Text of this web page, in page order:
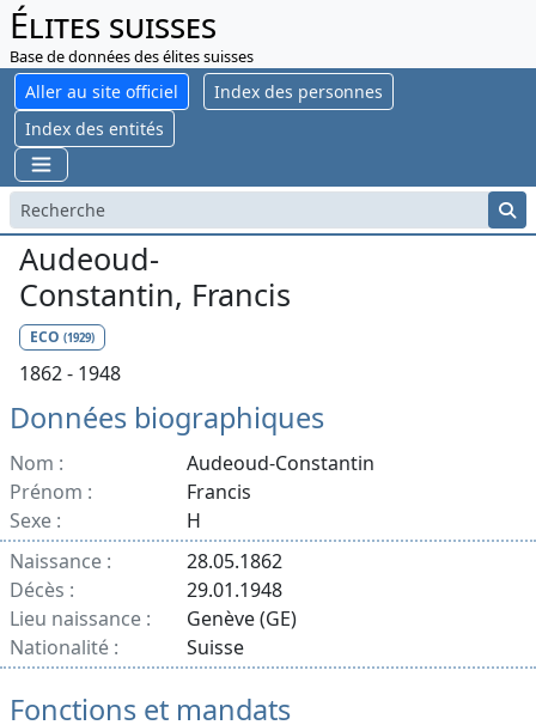
Élites suisses
Base de données des élites suisses
Aller au site officiel
Index des personnes
Index des entités
Audeoud-
Constantin, Francis
ECO (1929)
1862 - 1948
Données biographiques
Nom :
Audeoud-Constantin
Prénom :
Francis
Sexe :
H
Naissance :
28.05.1862
Décès :
29.01.1948
Lieu naissance :
Genève (GE)
Nationalité :
Suisse
Fonctions et mandats